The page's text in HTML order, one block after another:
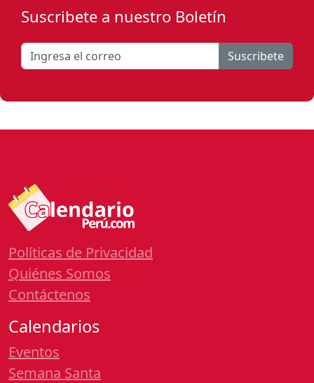
Suscribete a nuestro Boletín
Suscribete
Políticas de Privacidad
Quiénes Somos
Contáctenos
Calendarios
Eventos
Semana Santa